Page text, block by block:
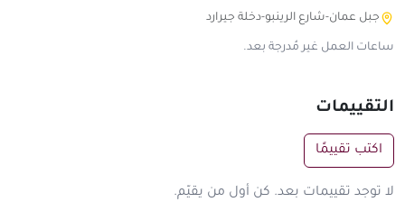
جبل عمان-شارع الرينبو-دخلة جيرارد
ساعات العمل غير مُدرجة بعد.
التقييمات
اكتب تقييمًا
لا توجد تقييمات بعد. كن أول من يقيّم.